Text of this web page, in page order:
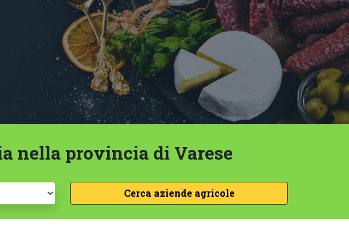
nella provincia di Varese